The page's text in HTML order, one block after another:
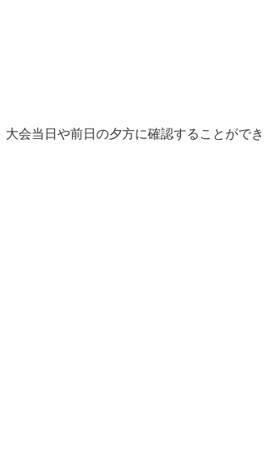
会当日や前日の夕方に確認することができ